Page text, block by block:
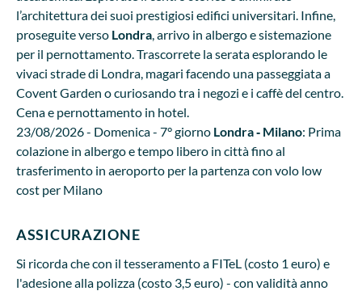
l’architettura dei suoi prestigiosi edifici universitari. Infine,
proseguite verso Londra, arrivo in albergo e sistemazione
per il pernottamento. Trascorrete la serata esplorando le
vivaci strade di Londra, magari facendo una passeggiata a
Covent Garden o curiosando tra i negozi e i caffè del centro.
Cena e pernottamento in hotel.
23/08/2026 - Domenica - 7° giorno Londra ‐ Milano: Prima
colazione in albergo e tempo libero in città fino al
trasferimento in aeroporto per la partenza con volo low
cost per Milano
ASSICURAZIONE
Si ricorda che con il tesseramento a FITeL (costo 1 euro) e
l'adesione alla polizza (costo 3,5 euro) - con validità anno